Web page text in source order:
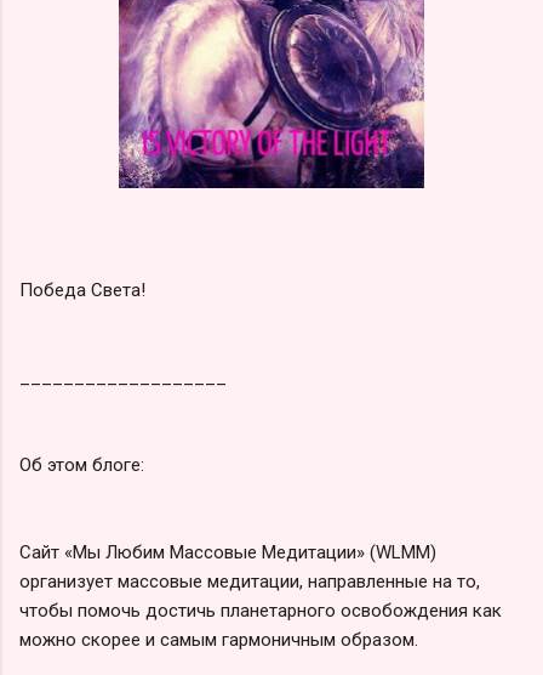
Победа Света!
Об этом блоге:
Сайт «Мы Любим Массовые Медитации» (WLMM)
организует массовые медитации, направленные на то,
чтобы помочь достичь планетарного освобождения как
можно скорее и самым гармоничным образом.